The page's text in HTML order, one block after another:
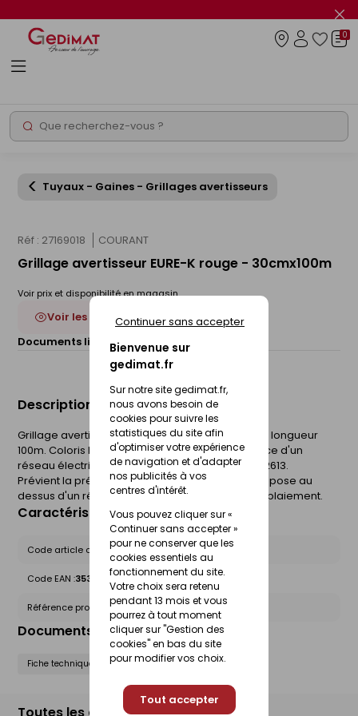
Bienvenue sur
gedimat.fr
Sur notre site gedimat.fr,
nous avons besoin de
cookies pour suivre les
statistiques du site afin
d'optimiser votre expérience
de navigation et d'adapter
nos publicités à vos
centres d'intérêt.
Vous pouvez cliquer sur «
Continuer sans accepter »
pour ne conserver que les
cookies essentiels au
fonctionnement du site.
Votre choix sera retenu
pendant 13 mois et vous
pourrez à tout moment
cliquer sur "Gestion des
cookies" en bas du site
pour modifier vos choix.
Tout accepter
Continuer sans accepter
le
info
Rechercher
0
Tuyaux - Gaines - Grillages avertisseurs
Réf : 27169018 COURANT
Grillage avertisseur EURE-K rouge - 30cmx100m
Voir prix et disponibilité en magasin
Voir les 5 déclinaisons
Documents liés :
Fiche technique
Description du produit
Grillage avertisseur en rouleau hauteur 30 cm et longueur
100m. Coloris Rouge pour prévenir de la présence d'un
réseau électrique. Conforme à la norme NF EN 12613.
Prévient la présence d'un ouvrage enterré et se pose au
dessus d'un réseau dans la tranchée avant remblaiement.
Caractéristiques du produit
Code article chez le fournisseur :60062540
Code EAN :3530830600059
Référence produit nationale Gedimat :27169018
Documents liés
Fiche technique